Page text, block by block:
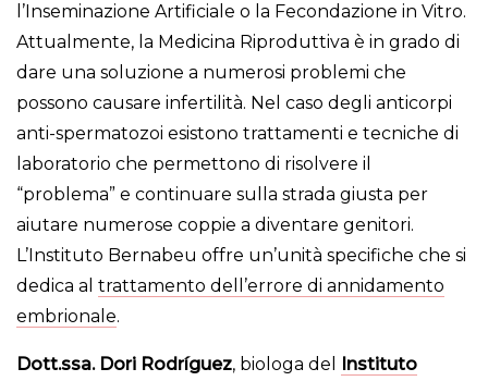
l’Inseminazione Artificiale o la Fecondazione in Vitro.
Attualmente, la Medicina Riproduttiva è in grado di
dare una soluzione a numerosi problemi che
possono causare infertilità. Nel caso degli anticorpi
anti-spermatozoi esistono trattamenti e tecniche di
laboratorio che permettono di risolvere il
“problema” e continuare sulla strada giusta per
aiutare numerose coppie a diventare genitori.
L’Instituto Bernabeu offre un’unità specifiche che si
dedica al trattamento dell’errore di annidamento
embrionale.
Dott.ssa. Dori Rodríguez, biologa del
Instituto